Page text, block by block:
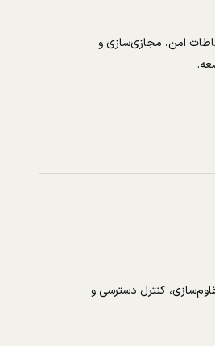
امن، مجازی‌سازی و
کنترل دسترسی و